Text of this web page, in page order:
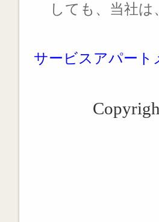
しても、当社
サービスアパート